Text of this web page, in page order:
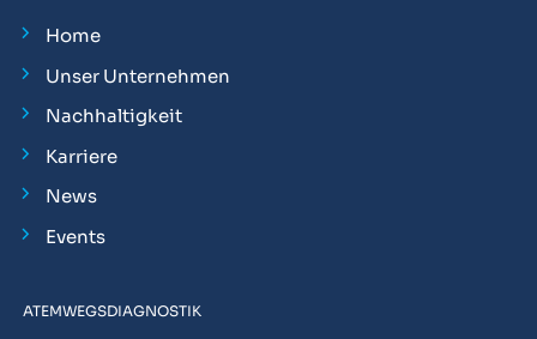
Home
Unser Unternehmen
Nachhaltigkeit
Karriere
News
Events
ATEMWEGSDIAGNOSTIK